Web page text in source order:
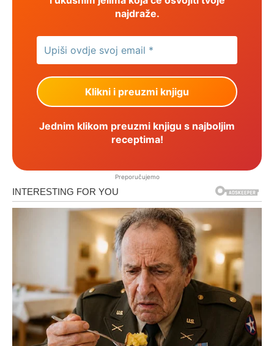
najdraže.
Jednim klikom preuzmi knjigu s najboljim
receptima!
Preporučujemo